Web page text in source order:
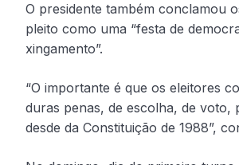
O presidente também conclamou
pleito como uma “festa de
xingamento”.
“O importante é que os eleitores
duras penas, de escolha, de voto,
desde da Constituição de 1988”,